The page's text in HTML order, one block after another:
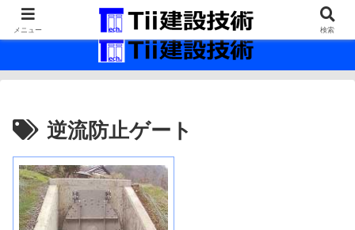
最新の建設技術の情報インフラ。
逆流防止ゲート
メニュー 検索